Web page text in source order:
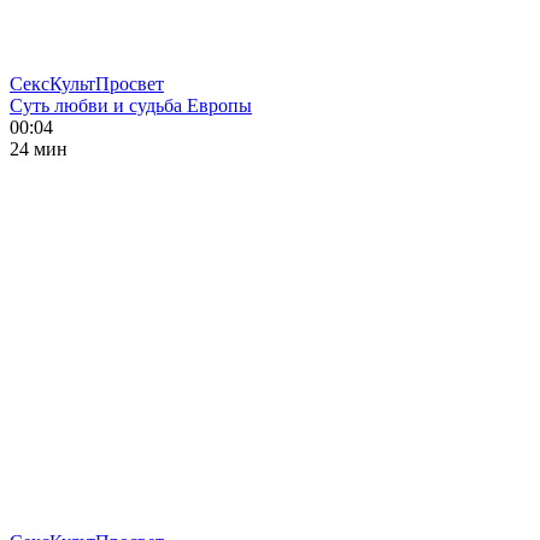
СексКультПросвет
Суть любви и судьба Европы
00:04
24 мин